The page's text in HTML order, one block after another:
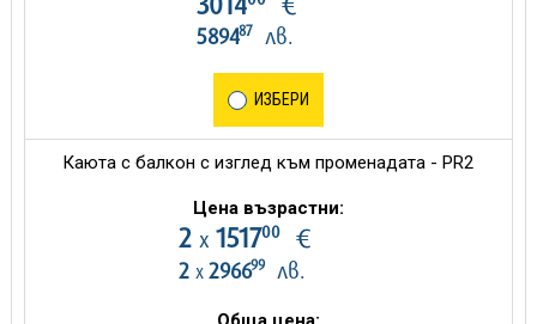
589487лв.
ИЗБЕРИ
Каюта с балкон с изглед към променадата - PR2
Цена възрастни:
2 х 151700€
2 х 296699лв.